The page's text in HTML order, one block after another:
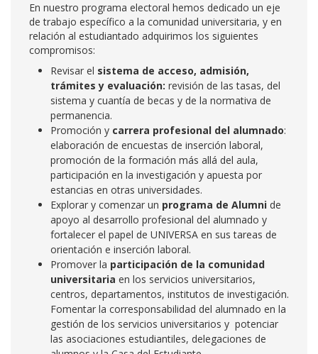
En nuestro programa electoral hemos dedicado un eje
de trabajo específico a la comunidad universitaria, y en
relación al estudiantado adquirimos los siguientes
compromisos:
Revisar el sistema de acceso, admisión,
trámites y evaluación: revisión de las tasas, del
sistema y cuantía de becas y de la normativa de
permanencia.
Promoción y carrera profesional del alumnado:
elaboración de encuestas de inserción laboral,
promoción de la formación más allá del aula,
participación en la investigación y apuesta por
estancias en otras universidades.
Explorar y comenzar un programa de Alumni de
apoyo al desarrollo profesional del alumnado y
fortalecer el papel de UNIVERSA en sus tareas de
orientación e inserción laboral.
Promover la participación de la comunidad
universitaria en los servicios universitarios,
centros, departamentos, institutos de investigación.
Fomentar la corresponsabilidad del alumnado en la
gestión de los servicios universitarios y potenciar
las asociaciones estudiantiles, delegaciones de